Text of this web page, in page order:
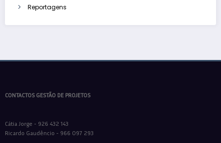
Reportagens
CONTACTOS GESTÃO DE PROJETOS
Cátia Jorge - 926 432 143
Ricardo Gaudêncio - 966 097 293